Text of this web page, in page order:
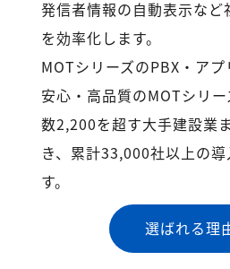
発信者情報の自動表示など
を効率化します。
MOTシリーズのPBX・ア
安心・高品質のMOTシリ
数2,200を超す大手建設業
き、累計33,000社以上の
す。
選ばれる理